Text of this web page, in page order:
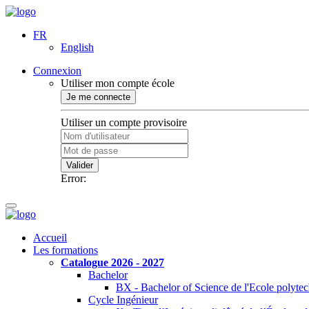
FR
English
Connexion
Utiliser mon compte école
Je me connecte
Utiliser un compte provisoire
Valider
Error:
Accueil
Les formations
Catalogue 2026 - 2027
Bachelor
BX - Bachelor of Science de l'Ecole
Cycle Ingénieur